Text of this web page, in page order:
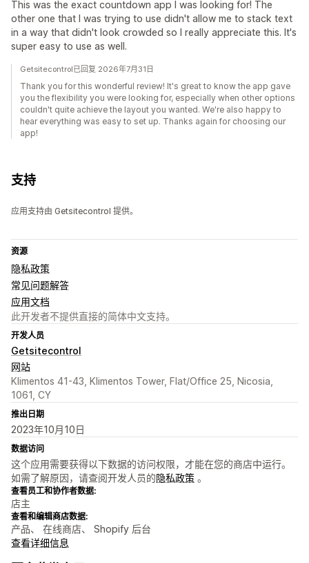
This was the exact countdown app I was looking for! The
other one that I was trying to use didn't allow me to stack text
in a way that didn't look crowded so I really appreciate this. It's
super easy to use as well.
Getsitecontrol已回复 2026年7月31日
Thank you for this wonderful review! It's great to know the app gave
you the flexibility you were looking for, especially when other options
couldn't quite achieve the layout you wanted. We're also happy to
hear everything was easy to set up. Thanks again for choosing our
app!
支持
应用支持由 Getsitecontrol 提供。
资源
隐私政策
常见问题解答
应用文档
此开发者不提供直接的简体中文支持。
开发人员
Getsitecontrol
网站
Klimentos 41-43, Klimentos Tower, Flat/Office 25, Nicosia,
1061, CY
推出日期
2023年10月10日
数据访问
这个应用需要获得以下数据的访问权限，才能在您的商店中运行。
如需了解原因，请查阅开发人员的隐私政策 。
查看员工和协作者数据:
店主
查看和编辑商店数据:
产品、 在线商店、 Shopify 后台
查看详细信息